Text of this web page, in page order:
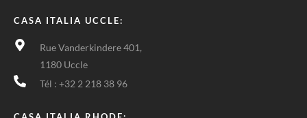
CASA ITALIA UCCLE:
Rue Vanderkindere 401,
1180 Uccle
Tél : +32 2 218 38 96